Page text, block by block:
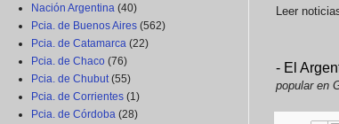
Leer
- El
popular en
Nación Argentina (40)
Pcia. de Buenos Aires (562)
Pcia. de Catamarca (22)
Pcia. de Chaco (76)
Pcia. de Chubut (55)
Pcia. de Corrientes (1)
Pcia. de Córdoba (28)